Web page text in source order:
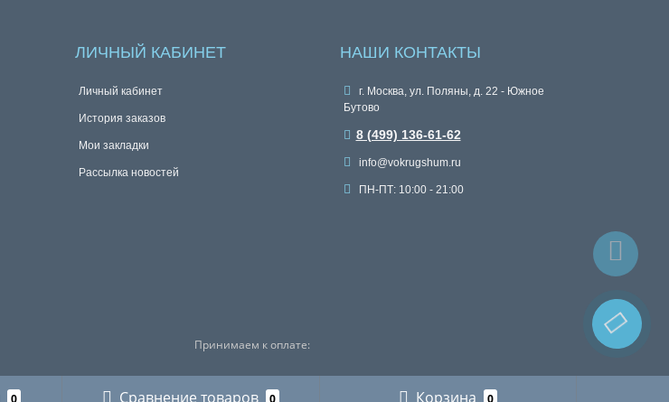
ЛИЧНЫЙ КАБИНЕТ
Личный кабинет
История заказов
Мои закладки
Рассылка новостей
НАШИ КОНТАКТЫ
г. Москва, ул. Поляны, д. 22 - Южное
Бутово
8 (499) 136-61-62
info@vokrugshum.ru
ПН-ПТ: 10:00 - 21:00
Принимаем к оплате:
0 Сравнение товаров 0 Корзина 0